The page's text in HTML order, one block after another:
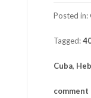
Posted in:
Tagged:
Cuba,
comment